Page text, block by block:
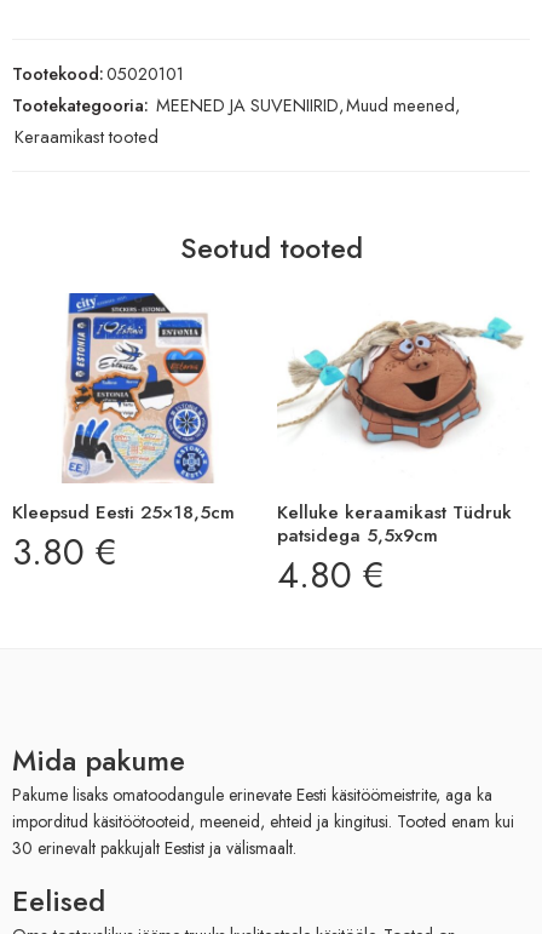
Tootekood:05020101
Tootekategooria: MEENED JA SUVENIIRID,Muud meened,
Keraamikast tooted
Seotud tooted
Kleepsud Eesti 25×18,5cm
3.80 €
Kelluke keraamikast Tüdruk
patsidega 5,5x9cm
4.80 €
Mida pakume
Pakume lisaks omatoodangule erinevate Eesti käsitöömeistrite, aga ka
imporditud käsitöötooteid, meeneid, ehteid ja kingitusi. Tooted enam kui
30 erinevalt pakkujalt Eestist ja välismaalt.
Eelised